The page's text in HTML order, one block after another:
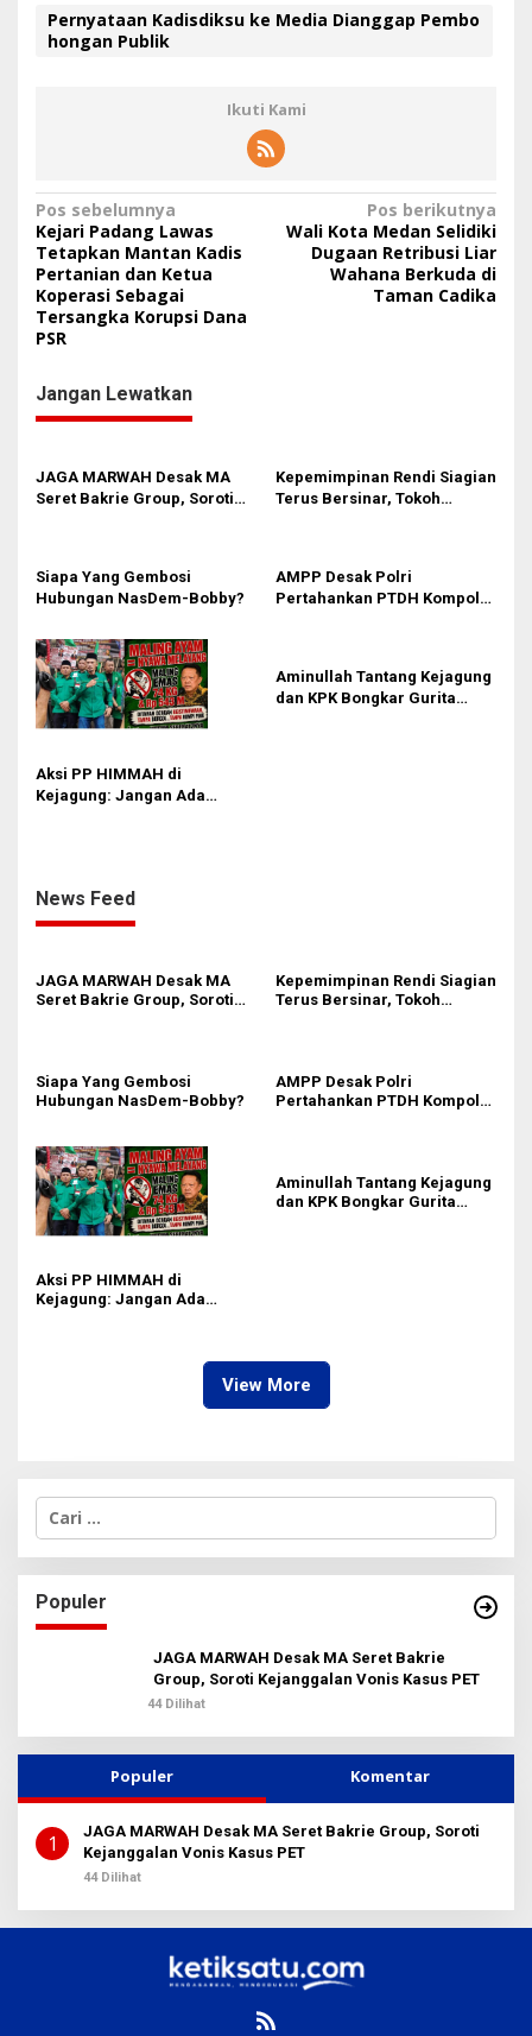
Pernyataan Kadisdiksu ke Media Dianggap Pembo
hongan Publik
Ikuti Kami
N
a
v
i
g
a
s
p
o
Pos sebelumnya
Kejari Padang Lawas
Tetapkan Mantan Kadis
Pertanian dan Ketua
Koperasi Sebagai
Tersangka Korupsi Dana
PSR
Pos berikutnya
Wali Kota Medan Selidiki
Dugaan Retribusi Liar
Wahana Berkuda di
Taman Cadika
Jangan Lewatkan
JAGA MARWAH Desak MA
Seret Bakrie Group, Soroti
Kepemimpinan Rendi Siagian
Terus Bersinar, Tokoh
Siapa Yang Gembosi
Hubungan NasDem-Bobby?
AMPP Desak Polri
Pertahankan PTDH Kompol
Aksi PP HIMMAH di
Kejagung: Jangan Ada
Aminullah Tantang Kejagung
dan KPK Bongkar Gurita
News Feed
JAGA MARWAH Desak MA
Seret Bakrie Group, Soroti
Kepemimpinan Rendi Siagian
Terus Bersinar, Tokoh
Siapa Yang Gembosi
Hubungan NasDem-Bobby?
AMPP Desak Polri
Pertahankan PTDH Kompol
Aksi PP HIMMAH di
Kejagung: Jangan Ada
Aminullah Tantang Kejagung
dan KPK Bongkar Gurita
View More
C
i
u
n
t
Populer
JAGA MARWAH Desak MA Seret Bakrie
Group, Soroti Kejanggalan Vonis Kasus PET
44 Dilihat
Populer Komentar
1
JAGA MARWAH Desak MA Seret Bakrie Group, Soroti
Kejanggalan Vonis Kasus PET
44 Dilihat